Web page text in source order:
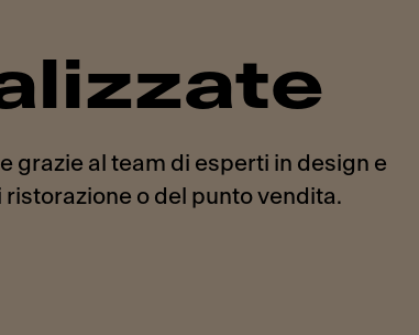
grazie al team di esperti in design e
o del punto vendita.